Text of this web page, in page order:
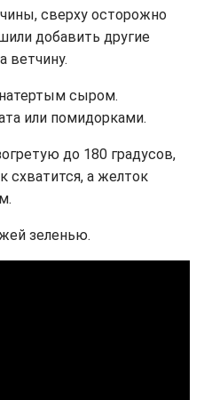
сверху осторожно
добавить другие
ветчину.
сыром.
или помидорками.
до 180 градусов,
схватится, а желток
зеленью.